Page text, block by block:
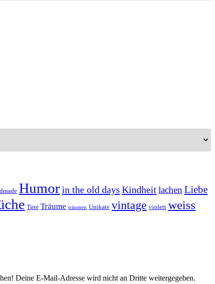
Humorin the old days KindheitlachenLiebe
Tiere Träume träumen Unikate vintage violett weiss
Deine E-Mail-Adresse wird nicht an Dritte weitergegeben.